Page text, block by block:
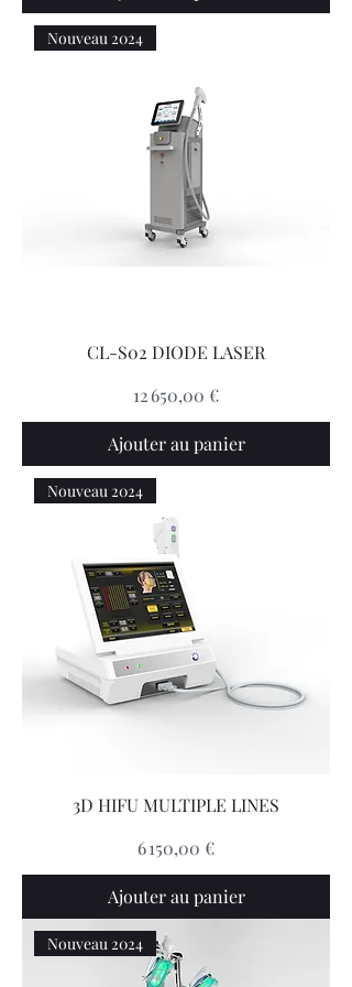
Nouveau 2024
CL-S02 DIODE LASER
Prix
12 650,00 €
Ajouter au panier
Nouveau 2024
3D HIFU MULTIPLE LINES
Prix
6 150,00 €
Ajouter au panier
Nouveau 2024